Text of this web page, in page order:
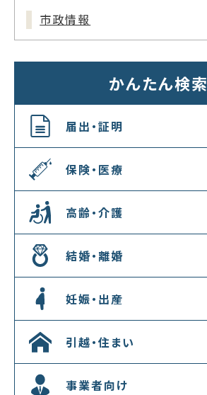
市政情報
かんたん検索
届出・証明
保険・医療
高齢・介護
結婚・離婚
妊娠・出産
引越・住まい
事業者向け